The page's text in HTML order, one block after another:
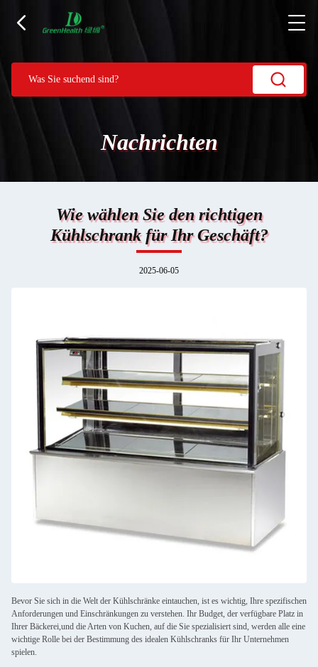
Nachrichten
Wie wählen Sie den richtigen
Kühlschrank für Ihr Geschäft?
2025-06-05
Bevor Sie sich in die Welt der Kühlschränke eintauchen, ist es wichtig, Ihre spezifischen
Anforderungen und Einschränkungen zu verstehen. Ihr Budget, der verfügbare Platz in
Ihrer Bäckerei,und die Arten von Kuchen, auf die Sie spezialisiert sind, werden alle eine
wichtige Rolle bei der Bestimmung des idealen Kühlschranks für Ihr Unternehmen
spielen.